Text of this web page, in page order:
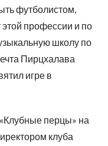
футболистом,
профессии и по
школу по
Пирцхалава
игре в
перцы» на
клуба